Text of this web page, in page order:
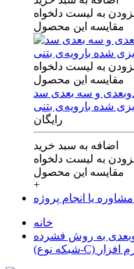
به لیست دلخواه
مقایسه این محصول
به لیست دلخواه
مقایسه این محصول
دوبعدی‌ و‌ سه بعدی‌ سد
رایگان
اضافه به سبد خرید
به لیست دلخواه
مقایسه این محصول
+
یا انجام پروژه
خانه
به روش فشرده